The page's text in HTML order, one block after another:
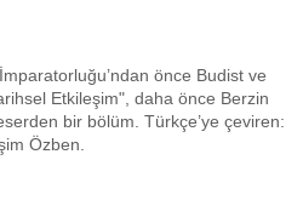
önce Budist ve
Etkileşim", daha önce Berzin
bir bölüm. Türkçe’ye çeviren:
Özben.